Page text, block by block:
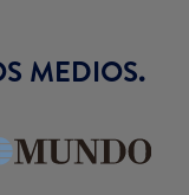
MEDIOS.